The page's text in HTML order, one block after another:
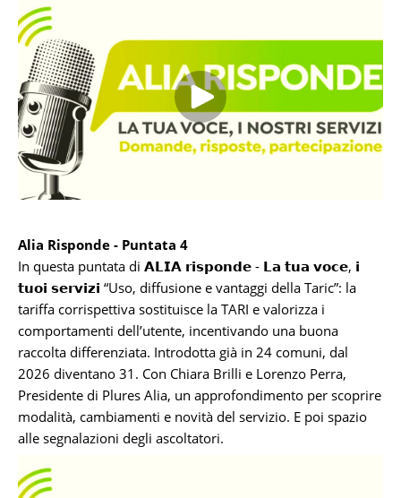
Alia Risponde - Puntata 4
In questa puntata di 𝗔𝗟𝗜𝗔 𝗿𝗶𝘀𝗽𝗼𝗻𝗱𝗲 - 𝗟𝗮 𝘁𝘂𝗮 𝘃𝗼𝗰𝗲, 𝗶
𝘁𝘂𝗼𝗶 𝘀𝗲𝗿𝘃𝗶𝘇𝗶 “Uso, diffusione e vantaggi della Taric”: la
tariffa corrispettiva sostituisce la TARI e valorizza i
comportamenti dell’utente, incentivando una buona
raccolta differenziata. Introdotta già in 24 comuni, dal
2026 diventano 31. Con Chiara Brilli e Lorenzo Perra,
Presidente di Plures Alia, un approfondimento per scoprire
modalità, cambiamenti e novità del servizio. E poi spazio
alle segnalazioni degli ascoltatori.